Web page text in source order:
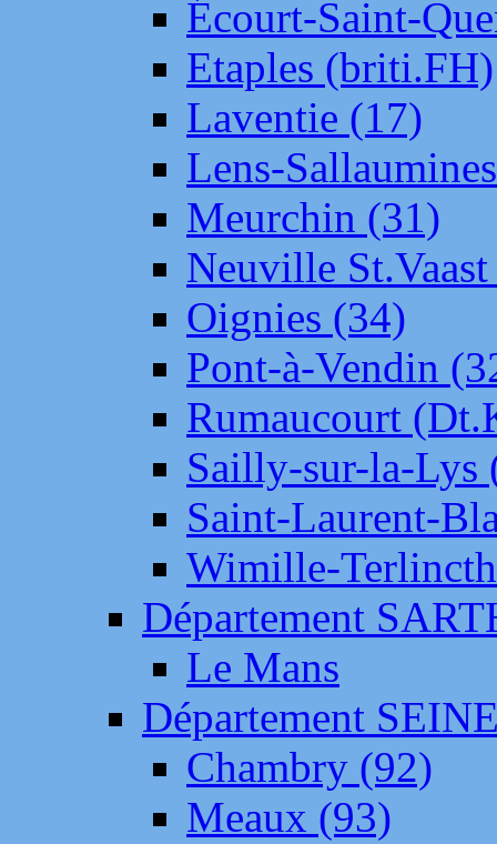
Écourt-Saint-
Etaples (briti.FH)
Laventie (17)
Lens-
Meurchin (31)
Neuville
Oignies (34)
Pont-à-Vendin
Rumaucourt
Sailly-sur-la-Lys
Saint-Laurent-
Wimille-
Département
Le Mans
Département
Chambry (92)
Meaux (93)